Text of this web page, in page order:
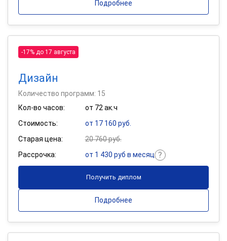
Подробнее
-17% до 17 августа
Дизайн
Количество программ: 15
Кол-во часов:
от 72 ак.ч
Стоимость:
от 17 160 руб.
Старая цена:
20 760 руб.
Рассрочка:
от 1 430 руб в месяц
Получить диплом
Подробнее